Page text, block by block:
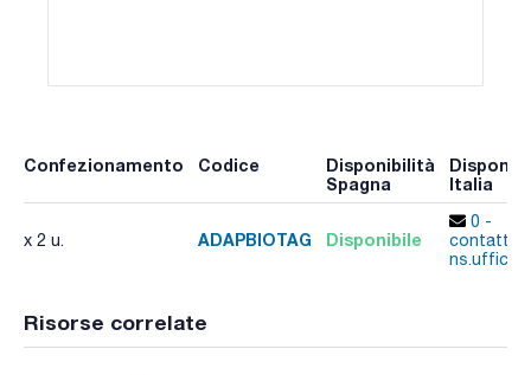
Confezionamento Codice
Disponibilità
Spagna
Italia
x 2 u. ADAPBIOTAG Disponibile
0 -
contatta i
ns.uffici
Risorse correlate